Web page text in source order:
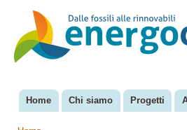
EnergoClub
per la
riconversione
del sistema
Menu principale
Home Chi siamo Progetti